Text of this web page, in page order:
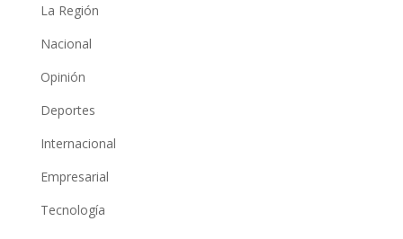
La Región
Nacional
Opinión
Deportes
Internacional
Empresarial
Tecnología